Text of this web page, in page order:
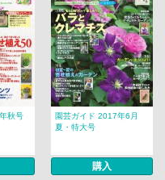
秋号
園芸ガイド 2017年6月
夏・特大号
購入